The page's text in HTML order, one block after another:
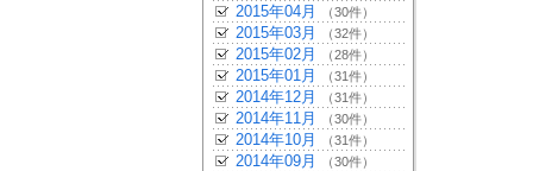
2015年04月 （30件）
2015年03月 （32件）
2015年02月 （28件）
2015年01月 （31件）
2014年12月 （31件）
2014年11月 （30件）
2014年10月 （31件）
2014年09月 （30件）